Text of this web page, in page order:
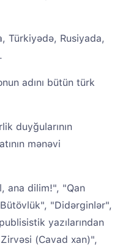
Türkiyədə, Rusiyada,
adını bütün türk
duyğularının
mənəvi
ana dilim!", "Qan
"Didərginlər",
yazılarından
(Cavad xan)",